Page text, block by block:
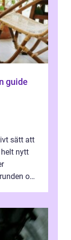
guide
sätt att
nytt
och